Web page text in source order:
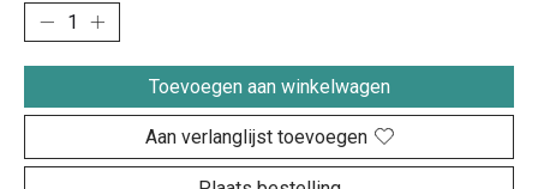
Toevoegen aan winkelwagen
Aan verlanglijst toevoegen